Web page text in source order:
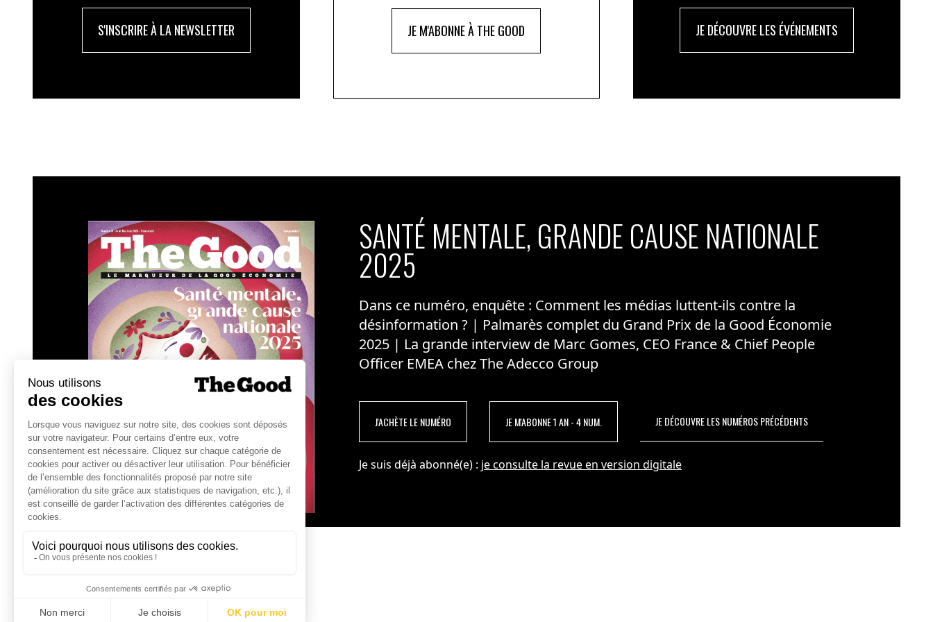
S'INSCRIRE À LA NEWSLETTER JE M'ABONNE À THE GOOD JE DÉCOUVRE LES ÉVÉNEMENTS
SANTÉ MENTALE, GRANDE CAUSE NATIONALE
2025
Dans ce numéro, enquête : Comment les médias luttent-ils contre la
désinformation ? | Palmarès complet du Grand Prix de la Good Économie
2025 | La grande interview de Marc Gomes, CEO France & Chief People
Officer EMEA chez The Adecco Group
J'ACHÈTE LE NUMÉRO JE M'ABONNE 1 AN - 4 NUM. JE DÉCOUVRE LES NUMÉROS PRÉCÉDENTS
Je suis déjà abonné(e) : je consulte la revue en version digitale